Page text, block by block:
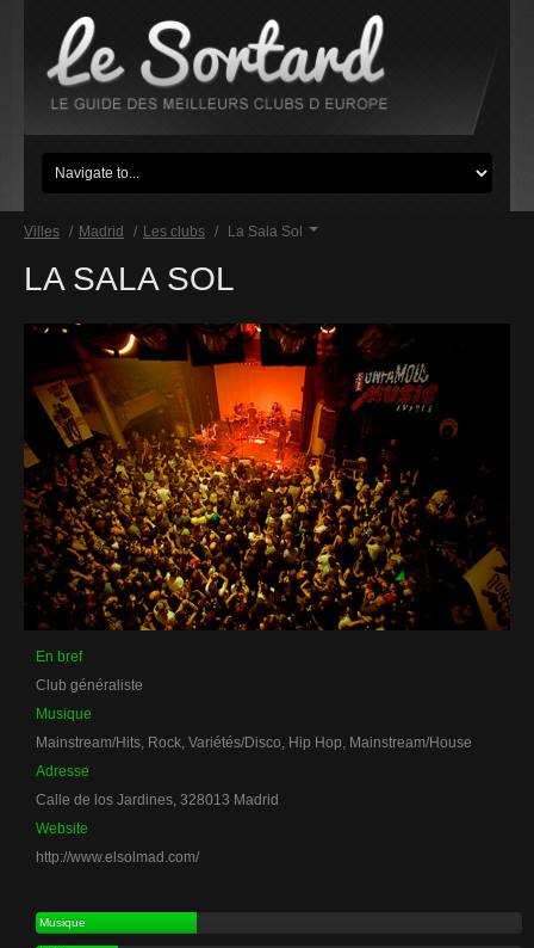
Villes / Madrid / Les clubs / La Sala Sol
LA SALA SOL
En bref
Club généraliste
Musique
Mainstream/Hits, Rock, Variétés/Disco, Hip Hop, Mainstream/House
Adresse
Calle de los Jardines, 328013 Madrid
Website
http://www.elsolmad.com/
Musique